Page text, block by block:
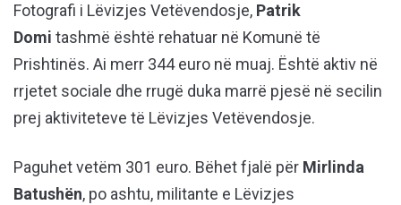
Fotografi i Lëvizjes Vetëvendosje, Patrik
Domi tashmë është rehatuar në Komunë të
Prishtinës. Ai merr 344 euro në muaj. Është aktiv në
rrjetet sociale dhe rrugë duka marrë pjesë në secilin
prej aktiviteteve të Lëvizjes Vetëvendosje.
Paguhet vetëm 301 euro. Bëhet fjalë për Mirlinda
Batushën, po ashtu, militante e Lëvizjes